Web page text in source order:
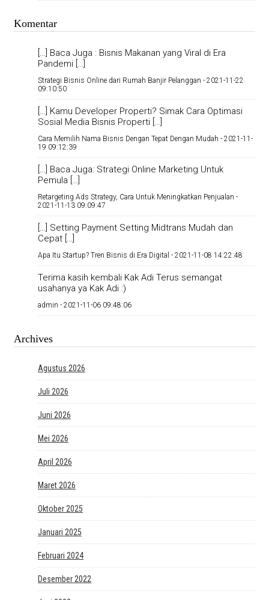
Komentar
[…] Baca Juga : Bisnis Makanan yang Viral di Era
Pandemi […]
Strategi Bisnis Online dari Rumah Banjir Pelanggan - 2021-11-22
09:10:50
[…] Kamu Developer Properti? Simak Cara Optimasi
Sosial Media Bisnis Properti […]
Cara Memilih Nama Bisnis Dengan Tepat Dengan Mudah - 2021-11-
19 09:12:39
[…] Baca Juga: Strategi Online Marketing Untuk
Pemula […]
Retargeting Ads Strategy, Cara Untuk Meningkatkan Penjualan -
2021-11-13 09:09:47
[…] Setting Payment Setting Midtrans Mudah dan
Cepat […]
Apa Itu Startup? Tren Bisnis di Era Digital - 2021-11-08 14:22:48
Terima kasih kembali Kak Adi Terus semangat
usahanya ya Kak Adi :)
admin - 2021-11-06 09:48:06
Archives
Agustus 2026
Juli 2026
Juni 2026
Mei 2026
April 2026
Maret 2026
Oktober 2025
Januari 2025
Februari 2024
Desember 2022